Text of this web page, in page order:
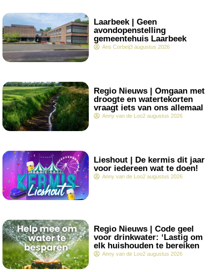
.
Laarbeek | Geen
avondopenstelling
gemeentehuis Laarbeek
Ans Corbeij3 augustus 2026
.
Regio Nieuws | Omgaan met
droogte en watertekorten
vraagt iets van ons allemaal
Anny van de Loo2 augustus 2026
.
Lieshout | De kermis dit jaar
voor iedereen wat te doen!
Anny van de Loo2 augustus 2026
.
Regio Nieuws | Code geel
voor drinkwater: ‘Lastig om
elk huishouden te bereiken
Anny van de Loo2 augustus 2026